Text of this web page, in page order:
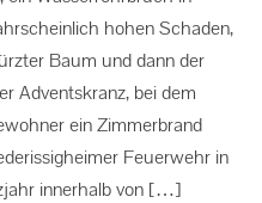
hohen Schaden,
Baum und dann der
Adventskranz, bei dem
ein Zimmerbrand
Feuerwehr in
innerhalb von […]